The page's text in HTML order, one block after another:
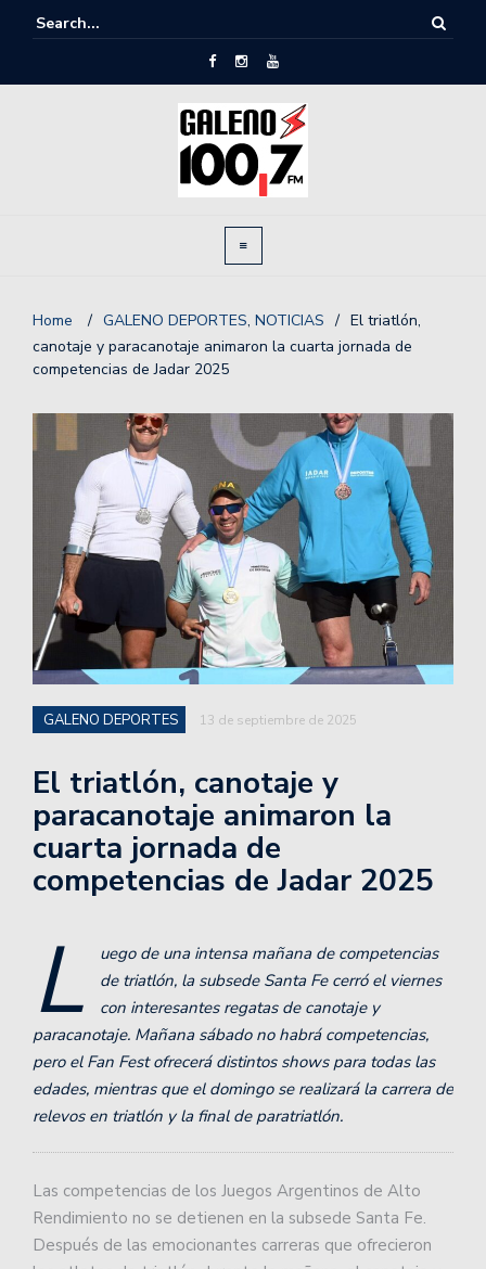
Home / GALENO DEPORTES, NOTICIAS / El triatlón,
canotaje y paracanotaje animaron la cuarta jornada de
competencias de Jadar 2025
GALENO DEPORTES 13 de septiembre de 2025
El triatlón, canotaje y
paracanotaje animaron la
cuarta jornada de
competencias de Jadar 2025
L
uego de una intensa mañana de competencias
de triatlón, la subsede Santa Fe cerró el viernes
con interesantes regatas de canotaje y
paracanotaje. Mañana sábado no habrá competencias,
pero el Fan Fest ofrecerá distintos shows para todas las
edades, mientras que el domingo se realizará la carrera de
relevos en triatlón y la final de paratriatlón.
Las competencias de los Juegos Argentinos de Alto
Rendimiento no se detienen en la subsede Santa Fe.
Después de las emocionantes carreras que ofrecieron